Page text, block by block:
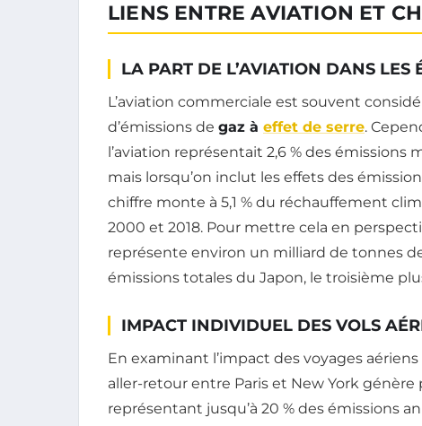
LIENS ENTRE AVIATION ET
LA PART DE L’AVIATION DANS LES
L’aviation commerciale est souvent
d’émissions de gaz à effet de serre.
l’aviation représentait 2,6 % des émissions
mais lorsqu’on inclut les effets des
chiffre monte à 5,1 % du réchauffement
2000 et 2018. Pour mettre cela en
représente environ un milliard de tonnes
émissions totales du Japon, le troisième
IMPACT INDIVIDUEL DES VOLS
En examinant l’impact des voyages
aller-retour entre Paris et New York génère
représentant jusqu’à 20 % des émissions